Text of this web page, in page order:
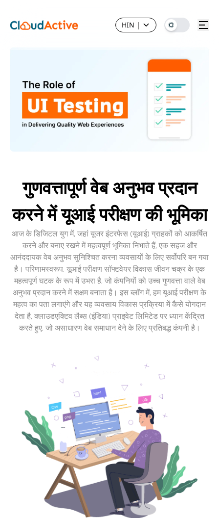
HIN |
गुणवत्तापूर्ण वेब अनुभव प्रदान
करने में यूआई परीक्षण की भूमिका
आज के डिजिटल युग में, जहां यूजर इंटरफेस (यूआई) ग्राहकों को आकर्षित
करने और बनाए रखने में महत्वपूर्ण भूमिका निभाते हैं, एक सहज और
आनंददायक वेब अनुभव सुनिश्चित करना व्यवसायों के लिए सर्वोपरि बन गया
है। परिणामस्वरूप, यूआई परीक्षण सॉफ्टवेयर विकास जीवन चक्र के एक
महत्वपूर्ण घटक के रूप में उभरा है, जो कंपनियों को उच्च गुणवत्ता वाले वेब
अनुभव प्रदान करने में सक्षम बनाता है। इस ब्लॉग में, हम यूआई परीक्षण के
महत्व का पता लगाएंगे और यह व्यवसाय विकास प्रक्रिया में कैसे योगदान
देता है, क्लाउडएक्टिव लैब्स (इंडिया) प्राइवेट लिमिटेड पर ध्यान केंद्रित
करते हुए, जो असाधारण वेब समाधान देने के लिए प्रतिबद्ध कंपनी है।